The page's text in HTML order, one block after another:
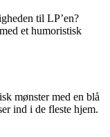
til LP’en?
et humoristisk
mønster med en blå
ind i de fleste hjem.